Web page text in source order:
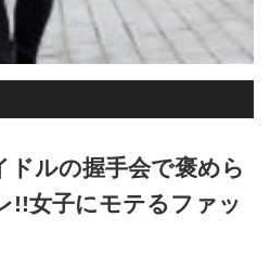
ドルの握手会で褒めら
!!女子にモテるファッ